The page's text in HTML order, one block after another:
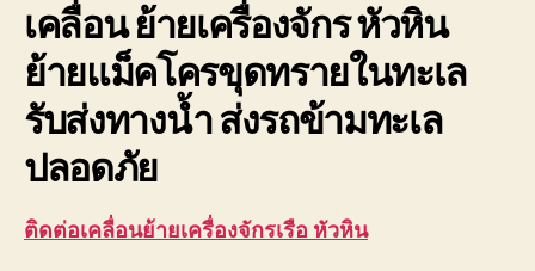
เคลื่อน ย้ายเครื่องจักร หัวหิน
ย้ายแม็คโครขุดทรายในทะเล
รับส่งทางน้ำ ส่งรถข้ามทะเล
ปลอดภัย
ติดต่อเคลื่อนย้ายเครื่องจักรเรือ หัวหิน